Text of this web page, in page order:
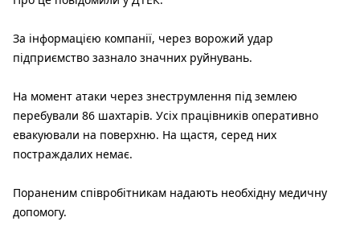
За інформацією компанії, через ворожий удар
підприємство зазнало значних руйнувань.
На момент атаки через знеструмлення під землею
перебували 86 шахтарів. Усіх працівників оперативно
евакуювали на поверхню. На щастя, серед них
постраждалих немає.
Пораненим співробітникам надають необхідну медичну
допомогу.